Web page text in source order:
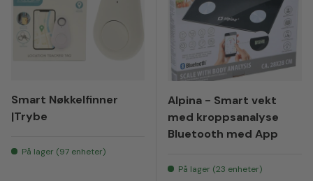
Smart Nøkkelfinner
|Trybe
På lager (97 enheter)
Alpina - Smart vekt
med kroppsanalyse
Bluetooth med App
På lager (23 enheter)